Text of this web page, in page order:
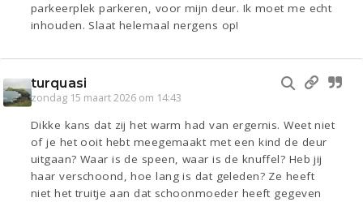
parkeerplek parkeren, voor mijn deur. Ik moet me echt
inhouden. Slaat helemaal nergens op!
turquasi
zondag 15 maart 2026 om 14:43
Dikke kans dat zij het warm had van ergernis. Weet niet
of je het ooit hebt meegemaakt met een kind de deur
uitgaan? Waar is de speen, waar is de knuffel? Heb jij
haar verschoond, hoe lang is dat geleden? Ze heeft
niet het truitje aan dat schoonmoeder heeft gegeven